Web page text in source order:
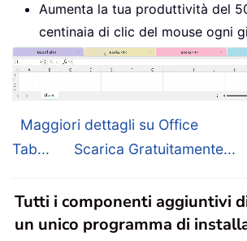
Aumenta la tua produttività del
centinaia di clic del mouse ogni
Maggiori dettagli su Office
Tab...
Scarica Gratuitamente...
Tutti i componenti aggiuntivi
un unico programma di